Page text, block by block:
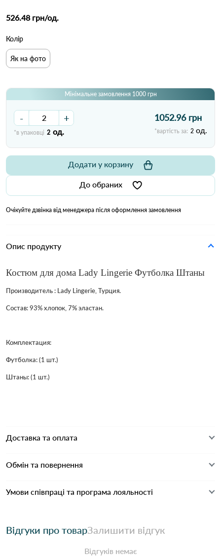
526.48 грн/од.
Колір
Як на фото
Мінімальне замовлення 1000 грн
- +
*в упаковці 2 од.
1052.96 грн
*вартість за: 2 од.
До обраних
Додати у корзину
Очікуйте дзвінка від менеджера після оформлення замовлення
Опис продукту
Костюм для дома Lady Lingerie Футболка Штаны
Производитель : Lady Lingerie, Турция.
Состав: 93% хлопок, 7% эластан.
Комплектация:
Футболка: (1 шт.)
Штаны:(1 шт.)
Доставка та оплата
Обмін та повернення
Умови співпраці та програма лояльності
Відгуки про товарЗалишити відгук
Відгуків немає